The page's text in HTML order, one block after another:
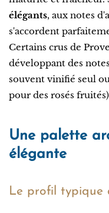
élégants, aux notes
s'accordent
Certains crus de
développant des
souvent vinifié seul
pour des rosés
Une palette
élégante
Le profil typique